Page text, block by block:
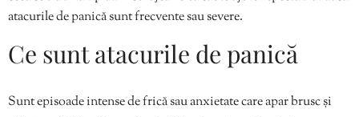
atacurile de panică sunt frecvente sau severe.
Ce sunt atacurile de panică
Sunt episoade intense de frică sau anxietate care apar brusc și